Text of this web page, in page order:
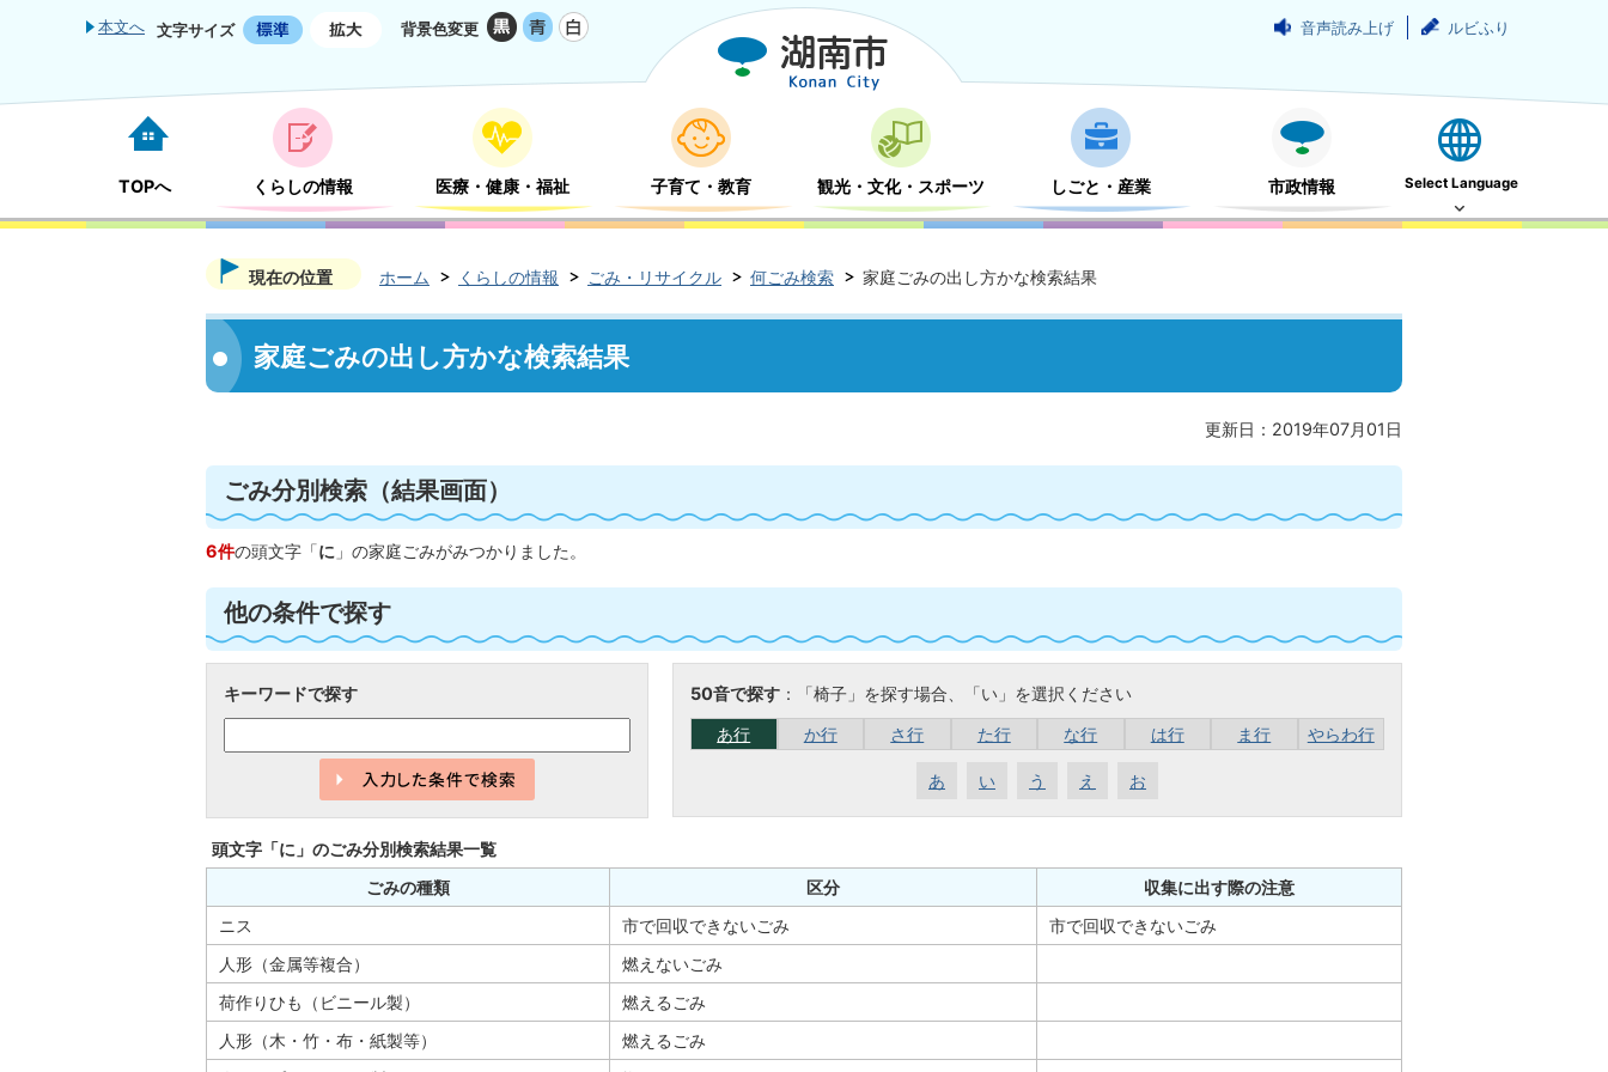
本文へ 文字サイズ 背景色変更 音声読み上げ ルビふり
TOPへ くらしの情報 医療・健康・福祉 子育て・教育 観光・文化・スポーツ しごと・産業 市政情報 Select Language
現在の位置 ホーム くらしの情報 ごみ・リサイクル 何ごみ検索 家庭ごみの出し方かな検索結果
家庭ごみの出し方かな検索結果
更新日：2019年07月01日
ごみ分別検索 （結果画面）
6件の頭文字「に 」の家庭ごみがみつかりました。
他の条件で探す
キーワードで探す 50音で探す ：「椅子」を探す場合、「い」を選択ください
あ行
か行 さ行 た行 な行 は行 ま行 やらわ行
あ い う え お
頭文字「に 」のごみ分別検索結果一覧
ごみの種類
区分
収集に出す際の注意
ニス
市で回収できないごみ
市で回収できないごみ
人形（金属等複合）
燃えないごみ
荷作りひも（ビニール製）
燃えるごみ
人形（木・竹・布・紙製等）
燃えるごみ